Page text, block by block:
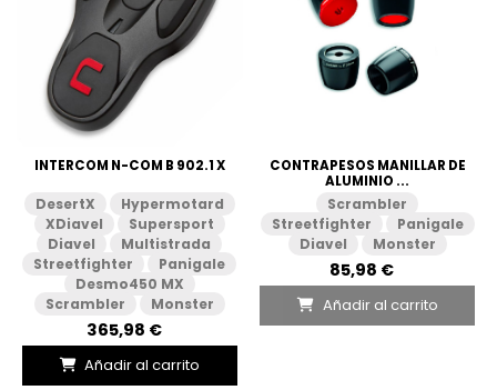
INTERCOM N-COM B 902.1 X
DesertX
Hypermotard
XDiavel
Supersport
Diavel
Multistrada
Streetfighter
Panigale
Desmo450 MX
Scrambler
Monster
365,98 €
Añadir al carrito
CONTRAPESOS MANILLAR DE
ALUMINIO ...
Scrambler
Streetfighter
Panigale
Diavel
Monster
85,98 €
Añadir al carrito